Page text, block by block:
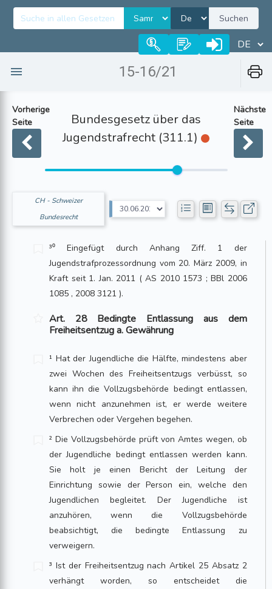
Suchen
15-16/21
Vorherige
Seite
Bundesgesetz über das
Jugendstrafrecht (311.1)
Nächste
Seite
CH - Schweizer
Bundesrecht
³⁰ Eingefügt durch Anhang Ziff. 1 der
Jugendstrafprozessordnung vom 20. März 2009, in
Kraft seit 1. Jan. 2011 ( AS 2010 1573 ; BBl 2006
1085 , 2008 3121 ).
Art. 28 Bedingte Entlassung aus dem
Freiheitsentzug a. Gewährung
¹ Hat der Jugendliche die Hälfte, mindestens aber
zwei Wochen des Freiheitsentzugs verbüsst, so
kann ihn die Vollzugsbehörde bedingt entlassen,
wenn nicht anzunehmen ist, er werde weitere
Verbrechen oder Vergehen begehen.
² Die Vollzugsbehörde prüft von Amtes wegen, ob
der Jugendliche bedingt entlassen werden kann.
Sie holt je einen Bericht der Leitung der
Einrichtung sowie der Person ein, welche den
Jugendlichen begleitet. Der Jugendliche ist
anzuhören, wenn die Vollzugsbehörde
beabsichtigt, die bedingte Entlassung zu
verweigern.
³ Ist der Freiheitsentzug nach Artikel 25 Absatz 2
verhängt worden, so entscheidet die